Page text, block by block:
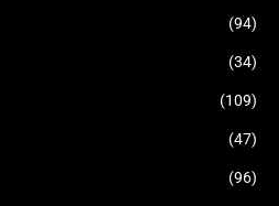
(94)
(34)
(109)
(47)
(96)